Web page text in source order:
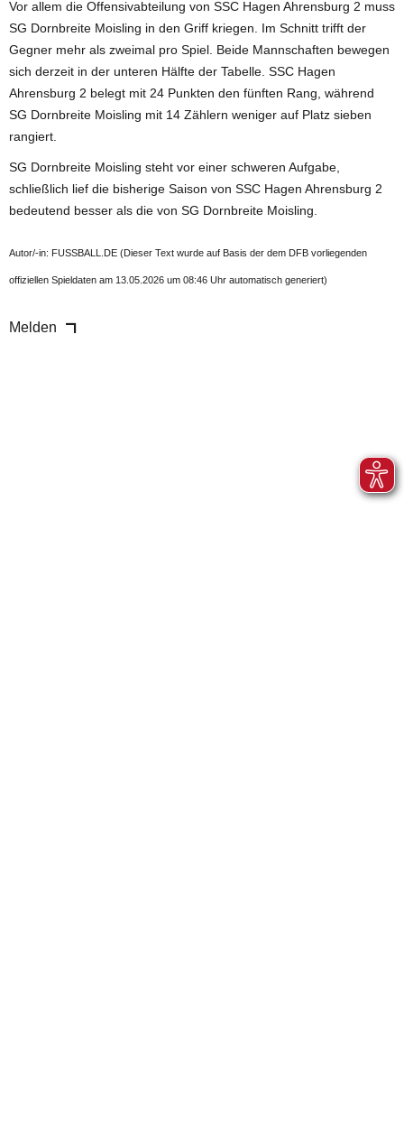
Vor allem die Offensivabteilung von SSC Hagen Ahrensburg 2 muss
SG Dornbreite Moisling in den Griff kriegen. Im Schnitt trifft der
Gegner mehr als zweimal pro Spiel. Beide Mannschaften bewegen
sich derzeit in der unteren Hälfte der Tabelle. SSC Hagen
Ahrensburg 2 belegt mit 24 Punkten den fünften Rang, während
SG Dornbreite Moisling mit 14 Zählern weniger auf Platz sieben
rangiert.
SG Dornbreite Moisling steht vor einer schweren Aufgabe,
schließlich lief die bisherige Saison von SSC Hagen Ahrensburg 2
bedeutend besser als die von SG Dornbreite Moisling.
Autor/-in: FUSSBALL.DE (Dieser Text wurde auf Basis der dem DFB vorliegenden
offiziellen Spieldaten am 13.05.2026 um 08:46 Uhr automatisch generiert)
Melden